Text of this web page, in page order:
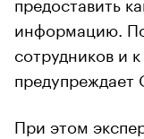
информацию.
сотрудников и
предупреждает
При этом